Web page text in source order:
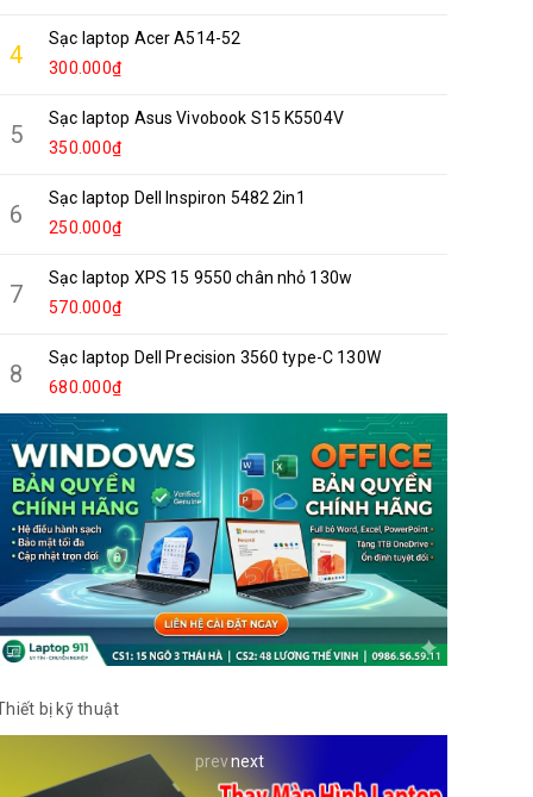
prevnext
4
Sạc laptop Acer A514-52
300.000₫
5
Sạc laptop Asus Vivobook S15 K5504V
350.000₫
6
Sạc laptop Dell Inspiron 5482 2in1
250.000₫
7
Sạc laptop XPS 15 9550 chân nhỏ 130w
570.000₫
8
Sạc laptop Dell Precision 3560 type-C 130W
680.000₫
bị kỹ thuật